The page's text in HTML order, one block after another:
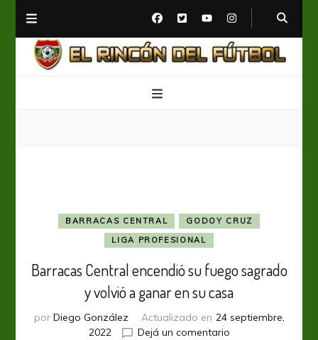
BARRACAS CENTRAL
GODOY CRUZ
LIGA PROFESIONAL
Barracas Central encendió su fuego sagrado
y volvió a ganar en su casa
por Diego González Actualizado en 24 septiembre,
2022
Dejá un comentarioen